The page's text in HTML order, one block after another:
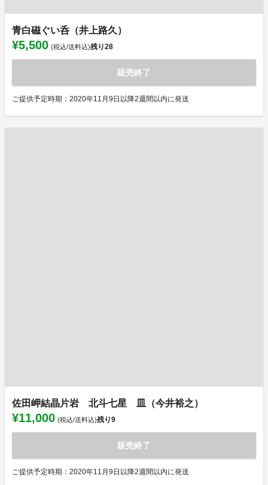
青白磁ぐい呑（井上路久）
¥5,500 (税込/送料込)残り28
販売終了
ご提供予定時期：2020年11月9日以降2週間以内に発送
佐田岬結晶片岩 北斗七星 皿（今井裕之）
¥11,000 (税込/送料込)残り9
販売終了
ご提供予定時期：2020年11月9日以降2週間以内に発送